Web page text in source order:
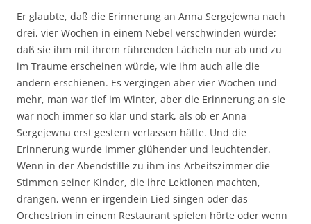
Er glaubte, daß die Erinnerung an Anna Sergejewna nach
drei, vier Wochen in einem Nebel verschwinden würde;
daß sie ihm mit ihrem rührenden Lächeln nur ab und zu
im Traume erscheinen würde, wie ihm auch alle die
andern erschienen. Es vergingen aber vier Wochen und
mehr, man war tief im Winter, aber die Erinnerung an sie
war noch immer so klar und stark, als ob er Anna
Sergejewna erst gestern verlassen hätte. Und die
Erinnerung wurde immer glühender und leuchtender.
Wenn in der Abendstille zu ihm ins Arbeitszimmer die
Stimmen seiner Kinder, die ihre Lektionen machten,
drangen, wenn er irgendein Lied singen oder das
Orchestrion in einem Restaurant spielen hörte oder wenn